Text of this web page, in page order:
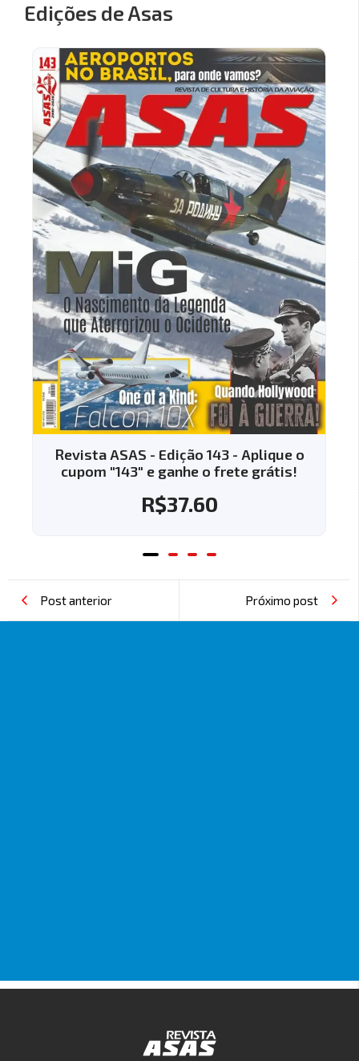
Edições de Asas
ASAS - Edição 143 - Aplique o
"143" e ganhe o frete grátis!
Revista
cupom
Post anterior Próximo post